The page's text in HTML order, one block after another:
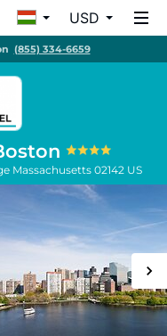
USD
(855) 334-6659
Massachusetts 02142 US